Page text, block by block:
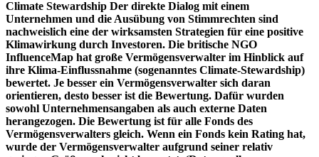
Climate Stewardship Der direkte Dialog mit einem
Unternehmen und die Ausübung von Stimmrechten sind
nachweislich eine der wirksamsten Strategien für eine positive
Klimawirkung durch Investoren. Die britische NGO
InfluenceMap hat große Vermögensverwalter im Hinblick auf
ihre Klima-Einflussnahme (sogenanntes Climate-Stewardship)
bewertet. Je besser ein Vermögensverwalter sich daran
orientieren, desto besser ist die Bewertung. Dafür wurden
sowohl Unternehmensangaben als auch externe Daten
herangezogen. Die Bewertung ist für alle Fonds des
Vermögensverwalters gleich. Wenn ein Fonds kein Rating hat,
wurde der Vermögensverwalter aufgrund seiner relativ